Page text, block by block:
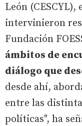
León
intervinieron
Fundación
ámbitos de
diálogo que
desde ahí,
entre las
políticas", ha